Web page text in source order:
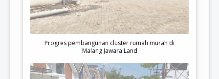
Progres pembangunan cluster rumah murah di
Malang Jawara Land